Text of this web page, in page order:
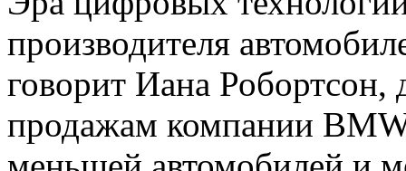
производителя
говорит Иана Робортсон,
продажам компании